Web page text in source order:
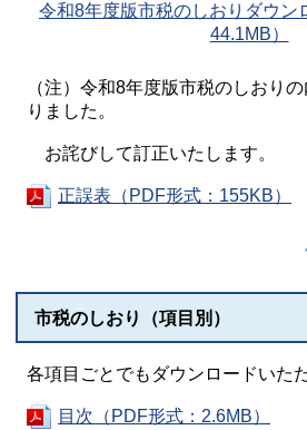
令和8年度版市税のしおりダウン
44.1MB）
（注）令和8年度版市税のしおり
りました。
お詫びして訂正いたします。
正誤表（PDF形式：155KB）
市税のしおり（項目別）
各項目ごとでもダウンロードいた
目次（PDF形式：2.6MB）